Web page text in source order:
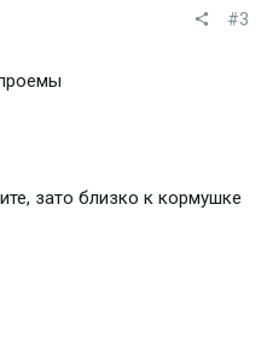
#3
зато близко к кормушке